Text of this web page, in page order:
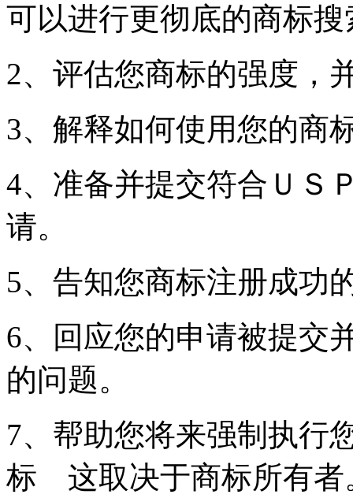
可以进行更彻底的商标搜
2、评估您商标的强度，
3、解释如何使用您的商
4、准备并提交符合ＵＳ
请。
5、告知您商标注册成功
6、回应您的申请被提交
的问题。
7、帮助您将来强制执行
标 这取决于商标所有者